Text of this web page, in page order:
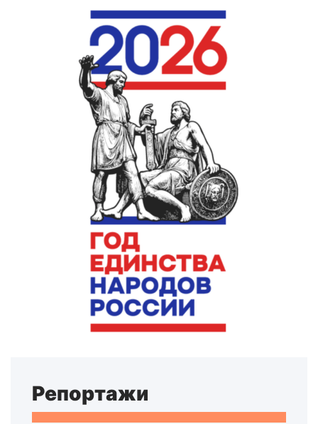
Репортажи